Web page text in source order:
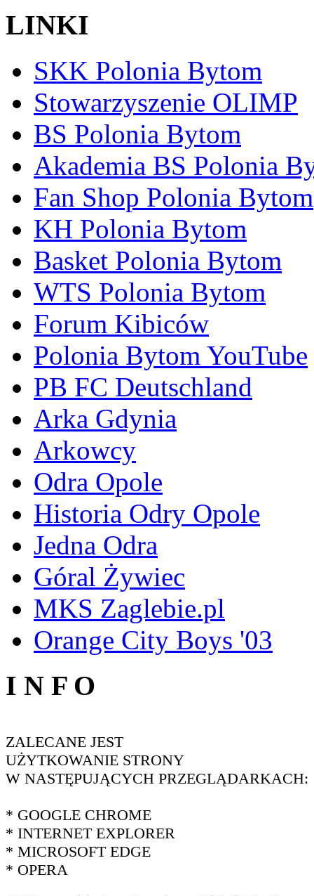
LINKI
SKK Polonia Bytom
Stowarzyszenie OLIMP
BS Polonia Bytom
Akademia BS Polonia
Fan Shop Polonia Bytom
KH Polonia Bytom
Basket Polonia Bytom
WTS Polonia Bytom
Forum Kibiców
Polonia Bytom YouTube
PB FC Deutschland
Arka Gdynia
Arkowcy
Odra Opole
Historia Odry Opole
Jedna Odra
Góral Żywiec
MKS Zaglebie.pl
Orange City Boys '03
I N F O
ZALECANE JEST
UŻYTKOWANIE STRONY
W NASTĘPUJĄCYCH PRZEGLĄDARKACH:
* GOOGLE CHROME
* INTERNET EXPLORER
* MICROSOFT EDGE
* OPERA